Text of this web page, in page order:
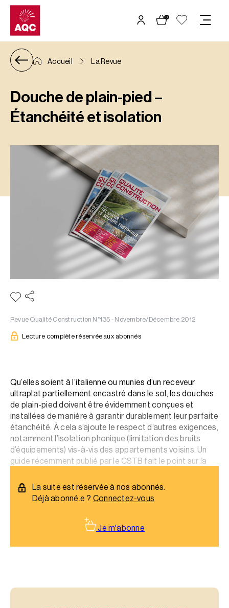
Panneau de gestion des cookies
0
Accueil La Revue
Douche de plain-pied –
Étanchéité et isolation
Revue Qualité Construction N°135 - Novembre/Décembre 2012
Lecture complète réservée aux abonnés
Qu’elles soient à l’italienne ou munies d’un receveur
ultraplat partiellement encastré dans le sol, les douches
de plain-pied doivent être évidemment conçues et
installées de manière à garantir durablement leur parfaite
étanchéité. À cela s’ajoute le respect d’autres exigences,
notamment l’isolation phonique (limitation des bruits
d’équipements) vis-à-vis des appartements voisins. Un
guide récemment publié par le CSTB fait le point sur la
La suite est réservée à nos abonnés.
Déjà abonné.e ? Connectez-vous
Je m'abonne